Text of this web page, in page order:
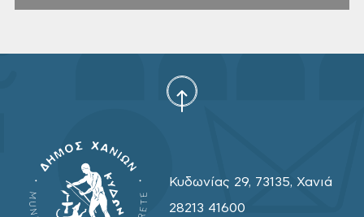
Κυδωνίας 29, 73135, Χανιά
28213 41600